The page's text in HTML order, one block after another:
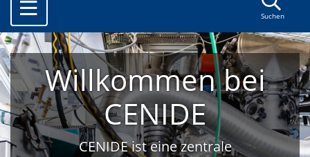
Suchen
Willkommen bei
CENIDE
CENIDE ist eine zentrale